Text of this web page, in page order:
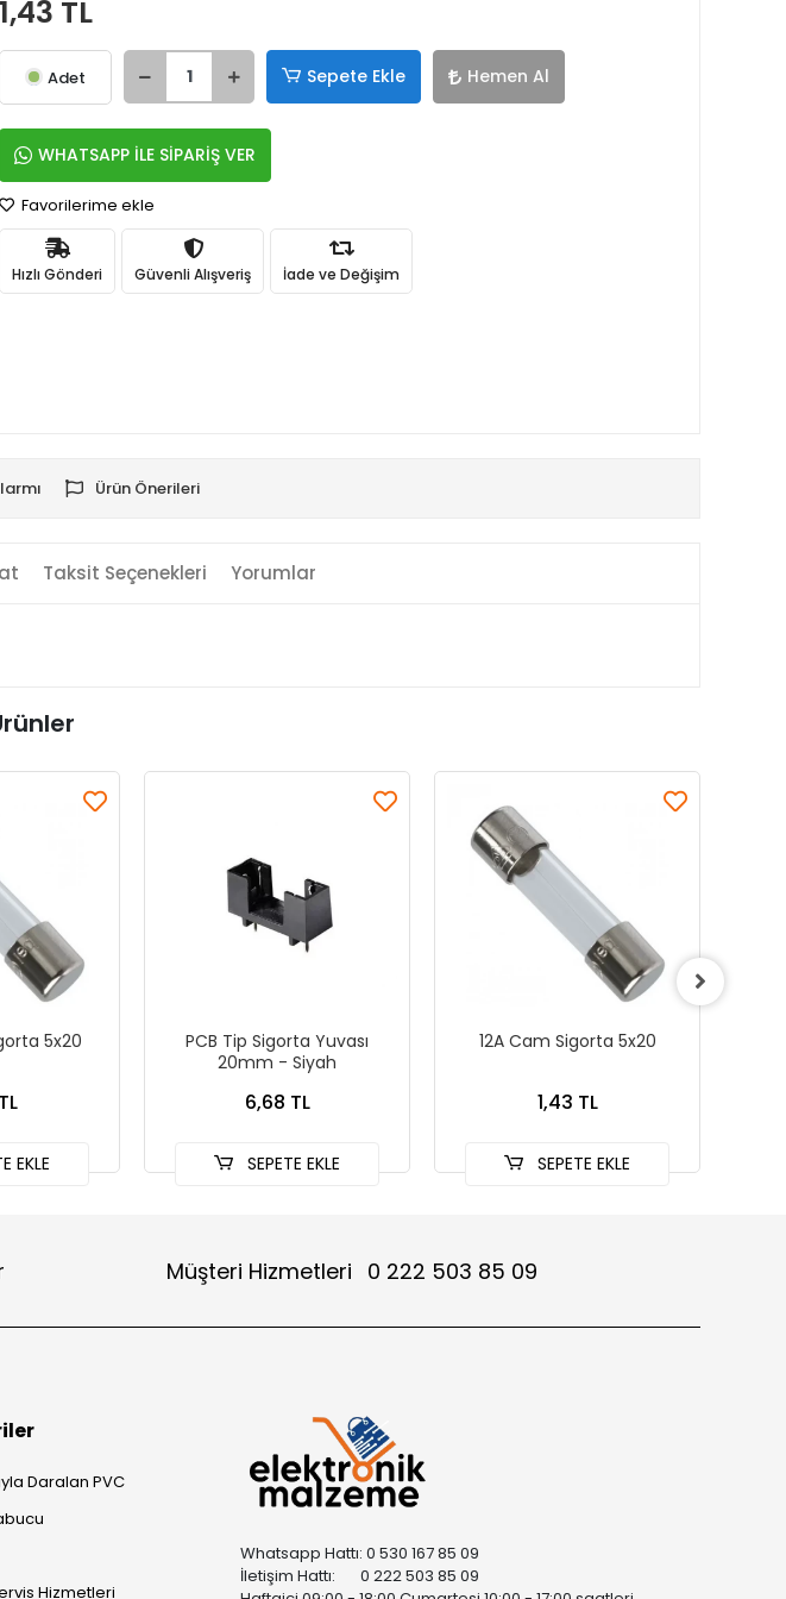
1,43 TL
Adet Sepete Ekle Hemen Al
WHATSAPP İLE SİPARİŞ VER
Favorilerime ekle
Hızlı Gönderi Güvenli Alışveriş İade ve Değişim
Ürün Önerileri
Taksit Seçenekleri Yorumlar
5x20
EKLE
PCB Tip Sigorta Yuvası
20mm - Siyah
6,68 TL
SEPETE EKLE
12A Cam Sigorta 5x20
1,43 TL
SEPETE EKLE
Müşteri Hizmetleri 0 222 503 85 09
Daralan PVC
Hizmetleri
Whatsapp Hattı: 0 530 167 85 09
İletişim Hattı: 0 222 503 85 09